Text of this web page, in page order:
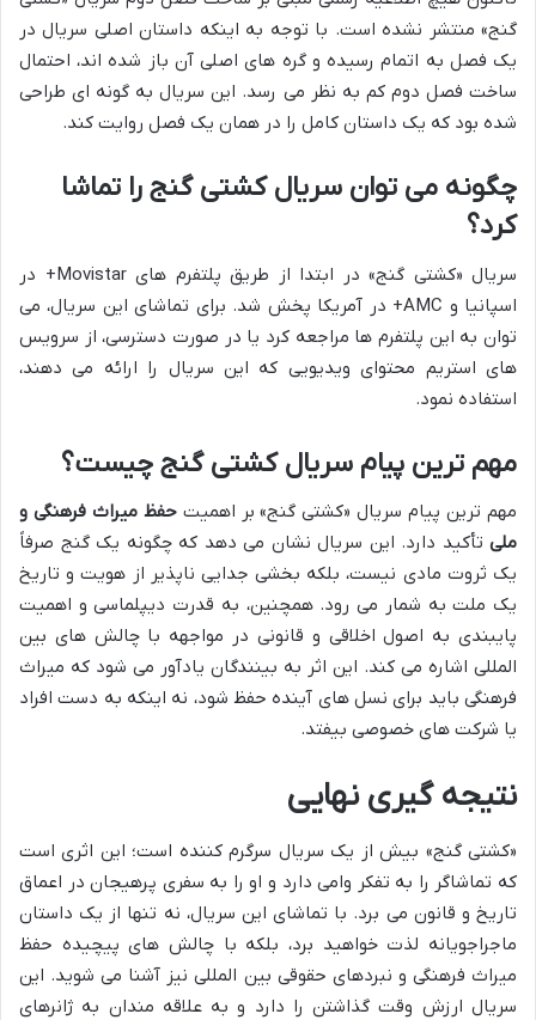
گنج» منتشر نشده است. با توجه به اینکه داستان اصلی سریال در
یک فصل به اتمام رسیده و گره های اصلی آن باز شده اند، احتمال
ساخت فصل دوم کم به نظر می رسد. این سریال به گونه ای طراحی
شده بود که یک داستان کامل را در همان یک فصل روایت کند.
چگونه می توان سریال کشتی گنج را تماشا
کرد؟
سریال «کشتی گنج» در ابتدا از طریق پلتفرم های Movistar+ در
اسپانیا و AMC+ در آمریکا پخش شد. برای تماشای این سریال، می
توان به این پلتفرم ها مراجعه کرد یا در صورت دسترسی، از سرویس
های استریم محتوای ویدیویی که این سریال را ارائه می دهند،
استفاده نمود.
مهم ترین پیام سریال کشتی گنج چیست؟
مهم ترین پیام سریال «کشتی گنج» بر اهمیتحفظ میراث فرهنگی و
ملی تأکید دارد. این سریال نشان می دهد که چگونه یک گنج صرفاً
یک ثروت مادی نیست، بلکه بخشی جدایی ناپذیر از هویت و تاریخ
یک ملت به شمار می رود. همچنین، به قدرت دیپلماسی و اهمیت
پایبندی به اصول اخلاقی و قانونی در مواجهه با چالش های بین
المللی اشاره می کند. این اثر به بینندگان یادآور می شود که میراث
فرهنگی باید برای نسل های آینده حفظ شود، نه اینکه به دست افراد
یا شرکت های خصوصی بیفتد.
نتیجه گیری نهایی
«کشتی گنج» بیش از یک سریال سرگرم کننده است؛ این اثری است
که تماشاگر را به تفکر وامی دارد و او را به سفری پرهیجان در اعماق
تاریخ و قانون می برد. با تماشای این سریال، نه تنها از یک داستان
ماجراجویانه لذت خواهید برد، بلکه با چالش های پیچیده حفظ
میراث فرهنگی و نبردهای حقوقی بین المللی نیز آشنا می شوید. این
سریال ارزش وقت گذاشتن را دارد و به علاقه مندان به ژانرهای